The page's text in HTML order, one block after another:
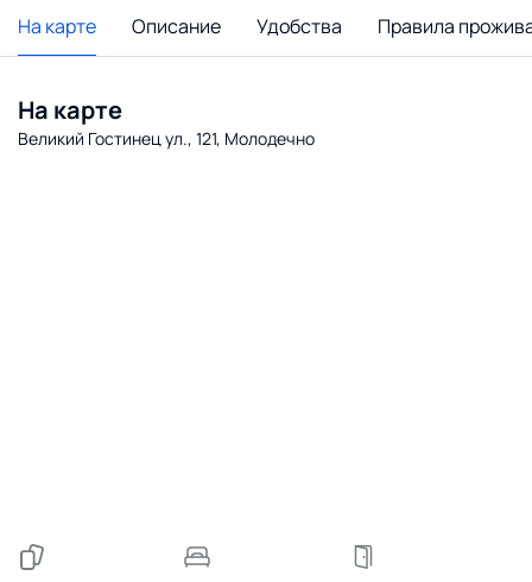
На карте Описание Удобства Правила
На карте
Великий Гостинец ул., 121, Молодечно